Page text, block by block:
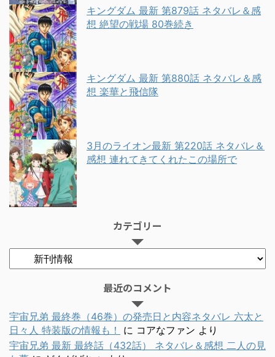
キングダム 最新 第879話 ネタバレ＆感
想 絶望の戦場 80巻続き
キングダム 最新 第880話 ネタバレ＆感
想 楽華と飛信隊
3月のライオン最新 第220話 ネタバレ＆
感想 連れてきてくれたこの場所で
カテゴリー
最近のコメント
宇宙兄弟 最終巻（46巻）の発売日と内容ネタバレ 六太と
日々人 特装版の情報も！
に コアなファン より
宇宙兄弟 最新 最終話（432話） ネタバレ＆感想 二人の見